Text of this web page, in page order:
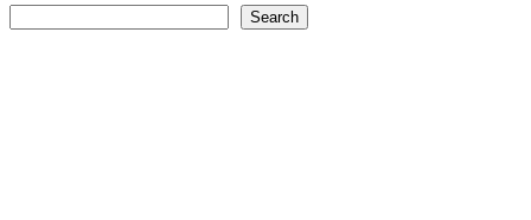
Search